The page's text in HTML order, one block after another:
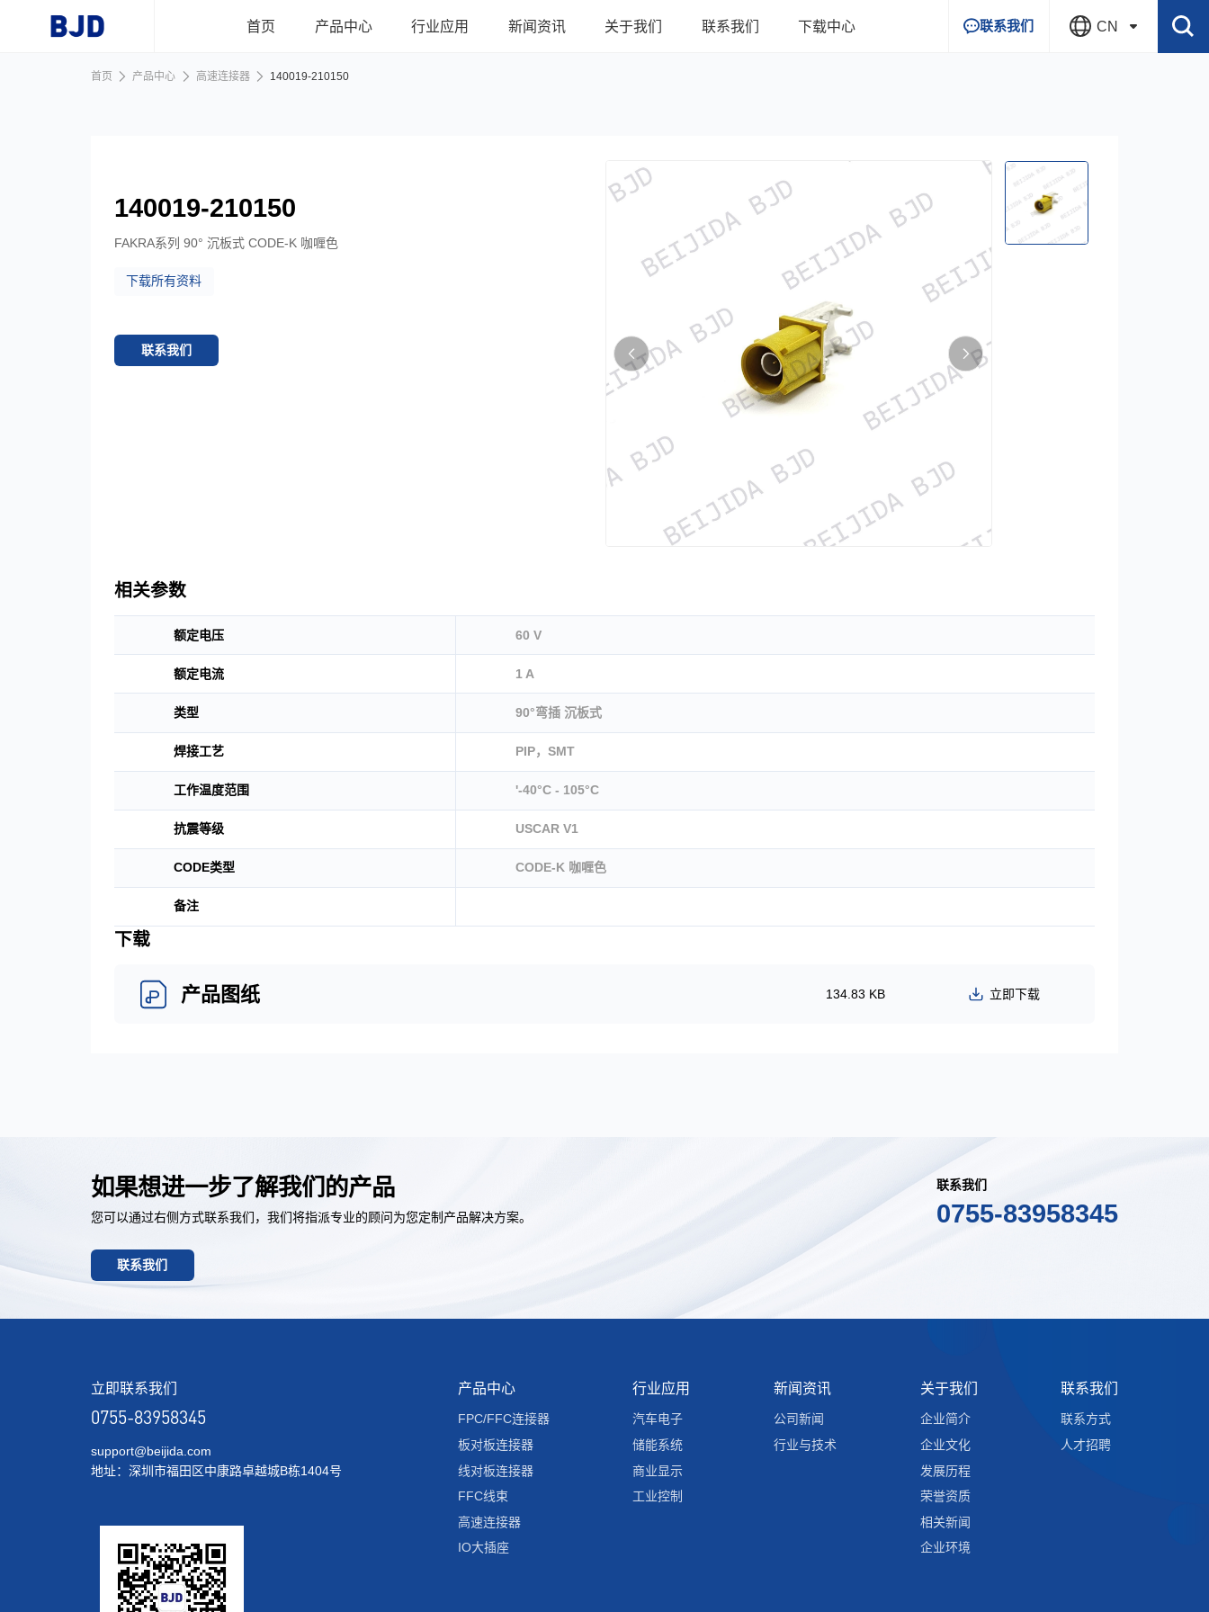
跳到主要内容 首页 产品中心 行业应用 新闻资讯 关于我们 联系我们 下载中心 联系我们 CN
首页 产品中心 高速连接器 140019-210150
140019-210150
FAKRA系列 90° 沉板式 CODE-K 咖喱色
下载所有资料
联系我们
相关参数
额定电压 60 V
额定电流 1 A
类型 90°弯插 沉板式
焊接工艺 PIP，SMT
工作温度范围 '-40°C - 105°C
抗震等级 USCAR V1
CODE类型 CODE-K 咖喱色
备注
下载
产品图纸 134.83 KB 立即下载
如果想进一步了解我们的产品
您可以通过右侧方式联系我们，我们将指派专业的顾问为您定制产品解决方案。
联系我们
联系我们
0755-83958345
立即联系我们
0755-83958345
support@beijida.com
地址：深圳市福田区中康路卓越城B栋1404号
产品中心
FPC/FFC连接器
板对板连接器
线对板连接器
FFC线束
高速连接器
IO大插座
行业应用
汽车电子
储能系统
商业显示
工业控制
新闻资讯
公司新闻
行业与技术
关于我们
企业简介
企业文化
发展历程
荣誉资质
相关新闻
企业环境
联系我们
联系方式
人才招聘